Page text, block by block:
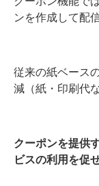
ンを作成して配
従来の紙ベース
減（紙・印刷代
クーポンを提供
ビスの利用を促